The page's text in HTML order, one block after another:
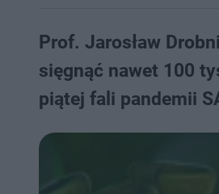
Prof. Jarosław
sięgnąć nawet 100
piątej fali pandemii